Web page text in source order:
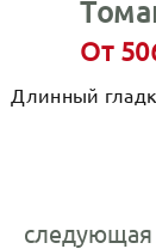
От
Длинный
следующая